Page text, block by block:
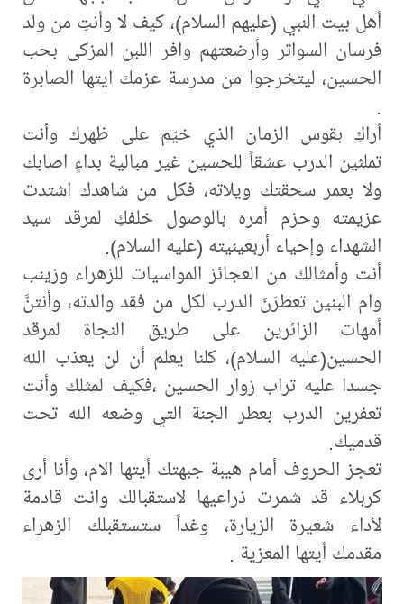
أهل بيت النبي (عليهم السلام)، كيف لا وأنتِ من ولد
فرسان السواتر وأرضعتهم وافر اللبن المزكى بحب
الحسين، ليتخرجوا من مدرسة عزمك ايتها الصابرة
.
أراكِ بقوس الزمان الذي خيّم على ظهرك وأنت
تملئين الدرب عشقاً للحسين غير مبالية بداءٍ اصابك
ولا بعمر سحقتك ويلاته، فكل من شاهدك اشتدت
عزيمته وحزم أمره بالوصول خلفكِ لمرقد سيد
الشهداء وإحياء أربعينيته (عليه السلام).
أنت وأمثالك من العجائز المواسيات للزهراء وزينب
وام البنين تعطرّنَ الدرب لكل من فقد والدته، وأنتنَّ
أمهات الزائرين على طريق النجاة لمرقد
الحسين(عليه السلام)، كلنا يعلم أن لن يعذب الله
جسدا عليه تراب زوار الحسين ،فكيف لمثلك وأنت
تعفرين الدرب بعطر الجنة التي وضعه الله تحت
قدميك.
تعجز الحروف أمام هيبة جبهتك أيتها الام، وأنا أرى
كربلاء قد شمرت ذراعيها لاستقبالك وانت قادمة
لأداء شعيرة الزيارة، وغداً ستستقبلك الزهراء
مقدمك أيتها المعزية .